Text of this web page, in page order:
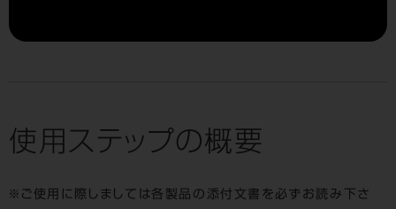
使用ステップの概要
ご使用に際しましては各製品の添付文書を必ずお読み下さ